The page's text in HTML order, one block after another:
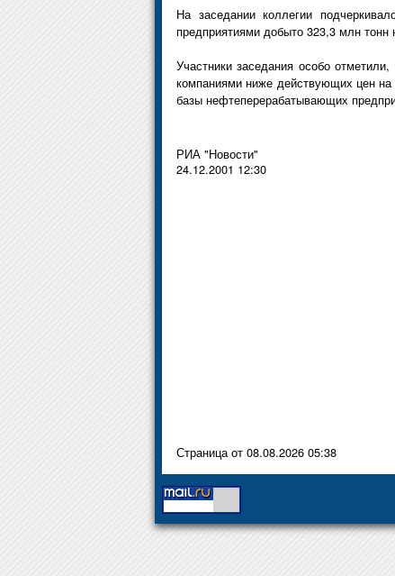
На заседании коллегии
предприятиями добыто 323,3 млн
Участники заседания особо
компаниями ниже действующих цен на
базы нефтеперерабатывающих
РИА "Новости"
24.12.2001 12:30
Страница от 08.08.2026 05:38